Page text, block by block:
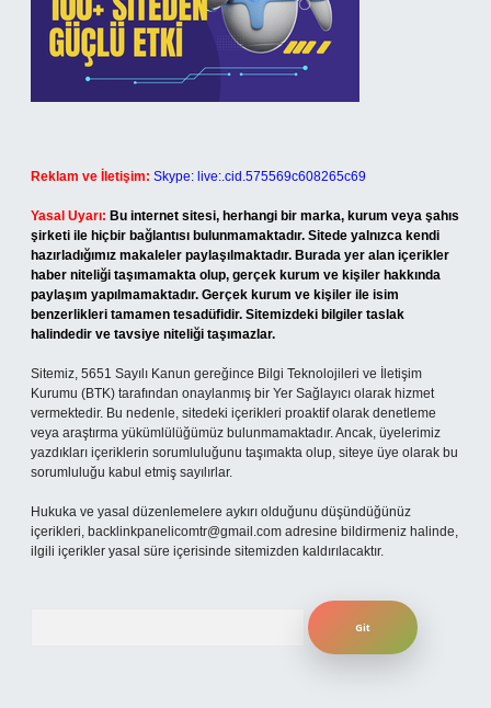
Reklam ve İletişim: Skype: live:.cid.575569c608265c69
Yasal Uyarı: Bu internet sitesi, herhangi bir marka, kurum veya şahıs
şirketi ile hiçbir bağlantısı bulunmamaktadır. Sitede yalnızca kendi
hazırladığımız makaleler paylaşılmaktadır. Burada yer alan içerikler
haber niteliği taşımamakta olup, gerçek kurum ve kişiler hakkında
paylaşım yapılmamaktadır. Gerçek kurum ve kişiler ile isim
benzerlikleri tamamen tesadüfidir. Sitemizdeki bilgiler taslak
halindedir ve tavsiye niteliği taşımazlar.
Sitemiz, 5651 Sayılı Kanun gereğince Bilgi Teknolojileri ve İletişim
Kurumu (BTK) tarafından onaylanmış bir Yer Sağlayıcı olarak hizmet
vermektedir. Bu nedenle, sitedeki içerikleri proaktif olarak denetleme
veya araştırma yükümlülüğümüz bulunmamaktadır. Ancak, üyelerimiz
yazdıkları içeriklerin sorumluluğunu taşımakta olup, siteye üye olarak bu
sorumluluğu kabul etmiş sayılırlar.
Hukuka ve yasal düzenlemelere aykırı olduğunu düşündüğünüz
içerikleri, backlinkpanelicomtr@gmail.com adresine bildirmeniz halinde,
ilgili içerikler yasal süre içerisinde sitemizden kaldırılacaktır.